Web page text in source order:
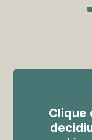
Clique